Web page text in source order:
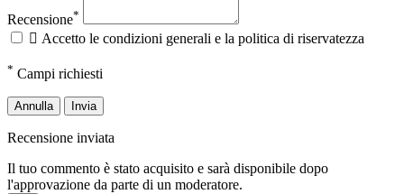
Recensione*
 Accetto le condizioni generali e la politica di riservatezza
* Campi richiesti
Annulla Invia
Recensione inviata
Il tuo commento è stato acquisito e sarà disponibile dopo
l'approvazione da parte di un moderatore.